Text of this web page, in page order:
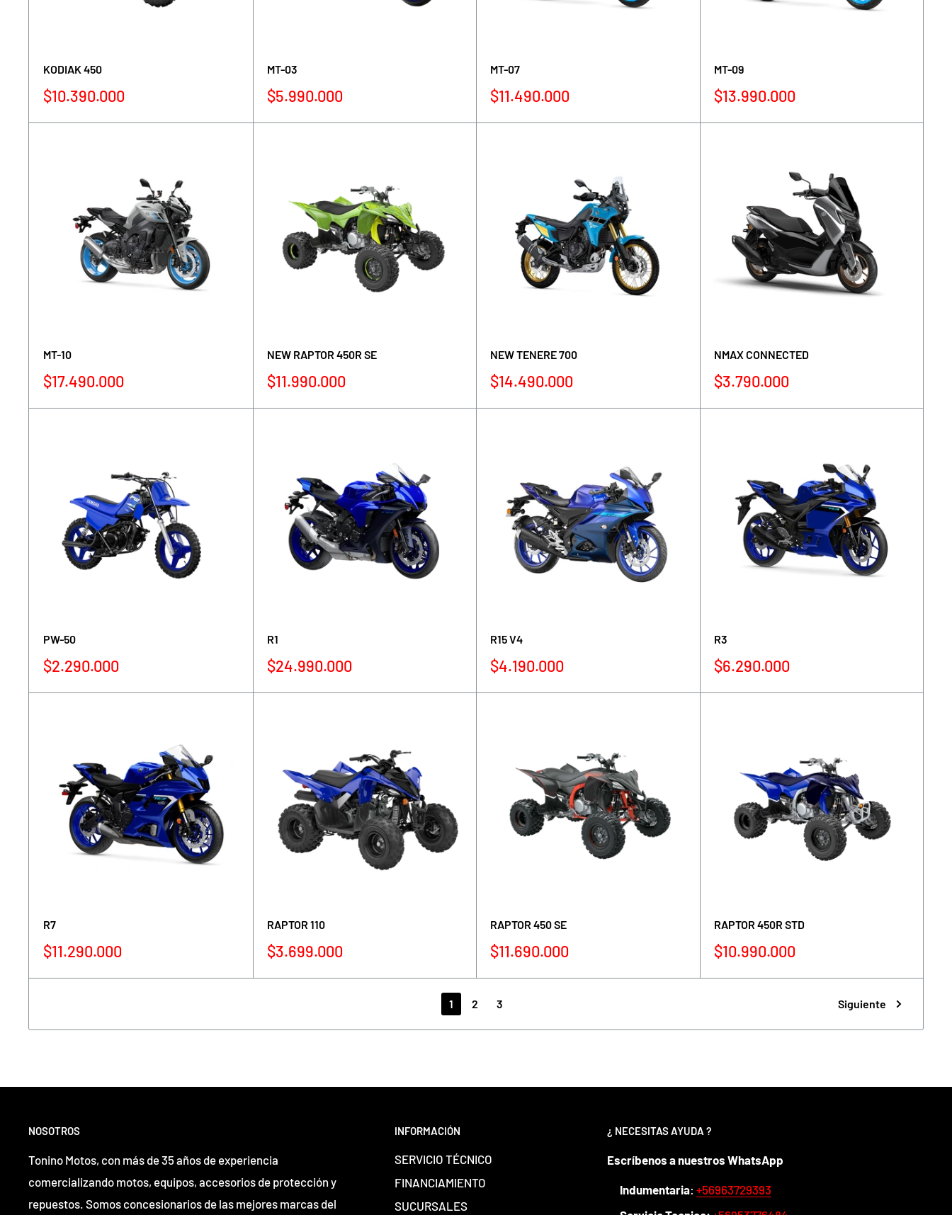
KODIAK 450
Precio
venta
$10.390.000
MT-03
Precio
venta
$5.990.000
MT-07
Precio
venta
$11.490.000
MT-09
Precio
venta
$13.990.000
MT-10
Precio
venta
$17.490.000
NEW RAPTOR 450R SE
Precio
venta
$11.990.000
NEW TENERE 700
Precio
venta
$14.490.000
NMAX CONNECTED
Precio
venta
$3.790.000
PW-50
Precio
venta
$2.290.000
R1
Precio
venta
$24.990.000
R15 V4
Precio
venta
$4.190.000
R3
Precio
venta
$6.290.000
R7
Precio
venta
$11.290.000
RAPTOR 110
Precio
venta
$3.699.000
RAPTOR 450 SE
Precio
venta
$11.690.000
RAPTOR 450R STD
Precio
venta
$10.990.000
1 2 3 Siguiente
NOSOTROS
Tonino Motos, con más de 35 años de experiencia
comercializando motos, equipos, accesorios de protección y
repuestos. Somos concesionarios de las mejores marcas del
INFORMACIÓN
SERVICIO TÉCNICO
FINANCIAMIENTO
SUCURSALES
¿ NECESITAS AYUDA ?
Escríbenos a nuestros WhatsApp
Indumentaria: +56963729393